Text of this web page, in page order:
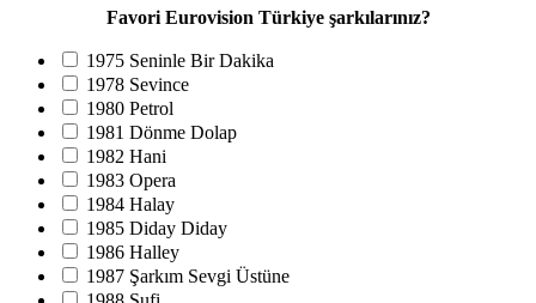
Favori Eurovision Türkiye şarkılarınız?
1975 Seninle Bir Dakika
1978 Sevince
1980 Petrol
1981 Dönme Dolap
1982 Hani
1983 Opera
1984 Halay
1985 Diday Diday
1986 Halley
1987 Şarkım Sevgi Üstüne